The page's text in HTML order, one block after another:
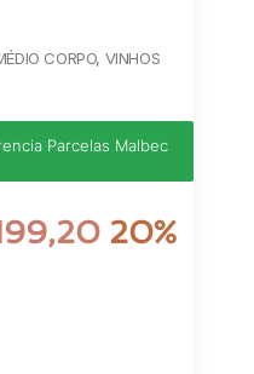
CORPO, VINHOS
Parcelas Malbec
20%